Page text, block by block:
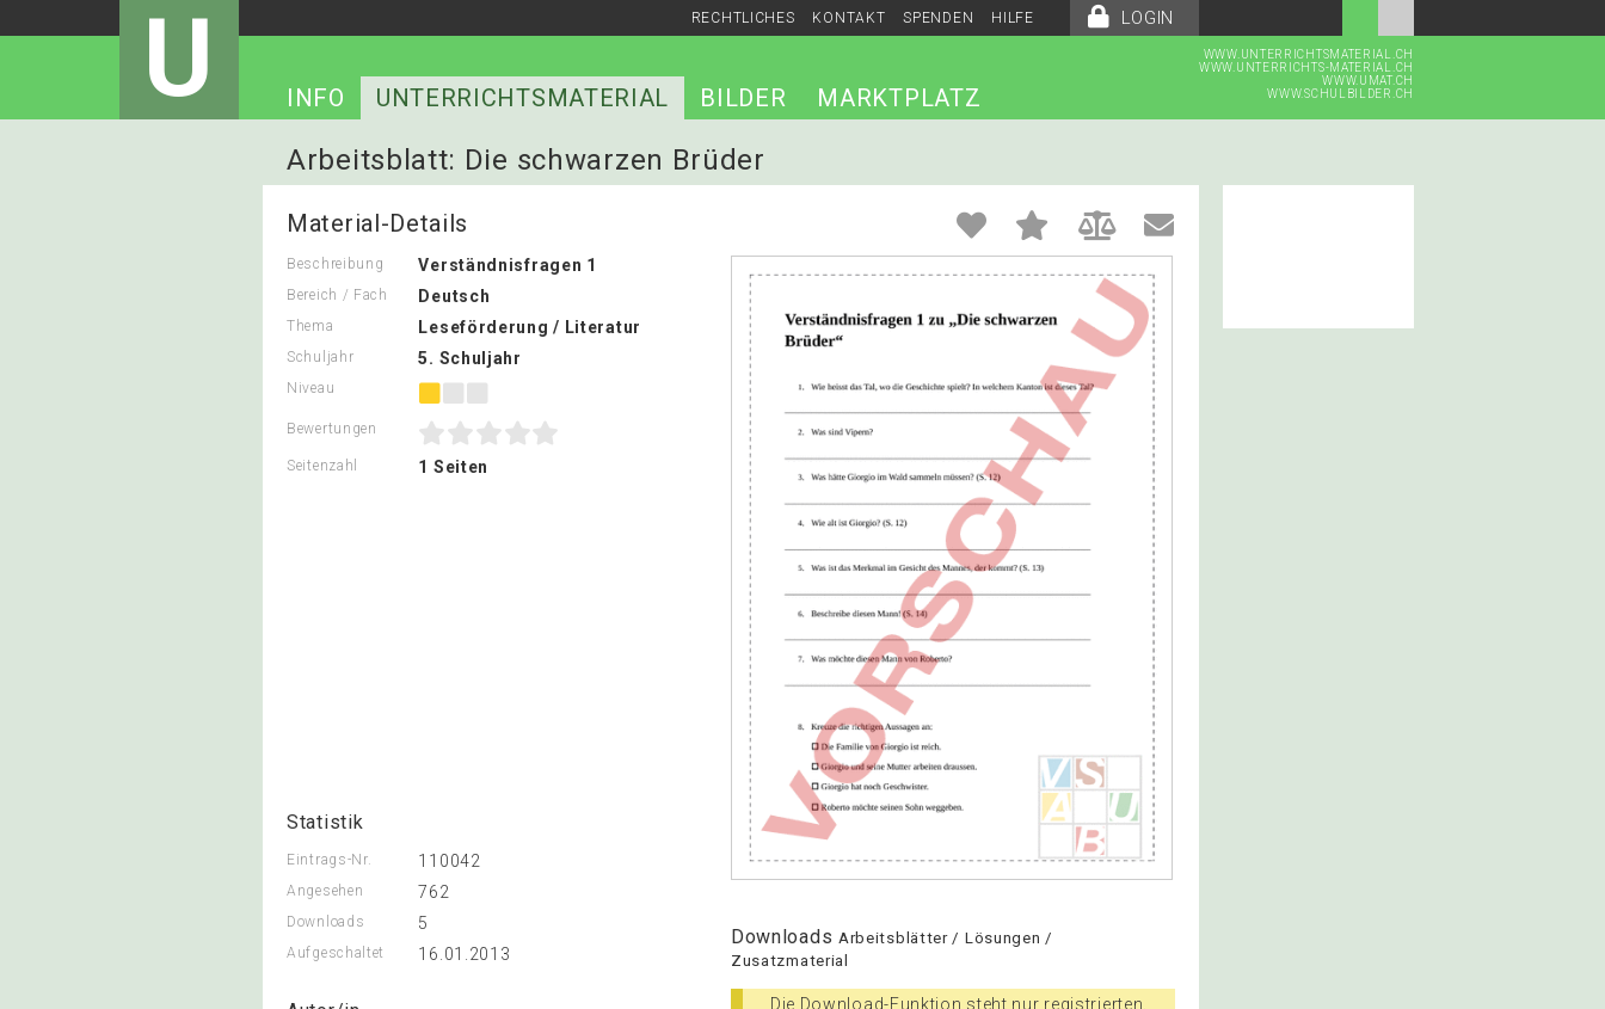
LOGIN
RECHTLICHES KONTAKT SPENDEN HILFE
U
WWW.UNTERRICHTSMATERIAL.CH
WWW.UNTERRICHTS-MATERIAL.CH
WWW.UMAT.CH
WWW.SCHULBILDER.CH
INFO UNTERRICHTSMATERIAL BILDER MARKTPLATZ
Arbeitsblatt: Die schwarzen Brüder
Material-Details
Beschreibung Verständnisfragen 1
Bereich / Fach Deutsch
Thema Leseförderung / Literatur
Schuljahr 5. Schuljahr
Niveau
Bewertungen
Seitenzahl 1 Seiten
Statistik
Eintrags-Nr. 110042
Angesehen 762
Downloads 5
Aufgeschaltet 16.01.2013
Downloads Arbeitsblätter / Lösungen /
Zusatzmaterial
Die Download-Funktion steht nur registrierten,